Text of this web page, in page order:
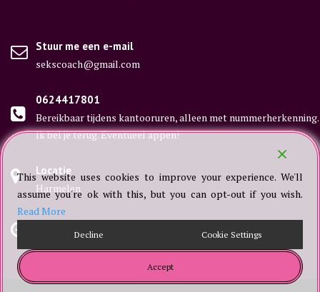
Stuur me een e-mail
sekscoach@gmail.com
0624417801
Bereikbaar tijdens kantooruren, alleen met nummerherkenning.
Ik bel je terug. Eventueel appen!
Locatie
Harmelen
Alleen op afspraak
App me of stuur me een e-mail.
This website uses cookies to improve your experience. We'll
assume you're ok with this, but you can opt-out if you wish.
Read More
Decline Cookie Settings
Accept